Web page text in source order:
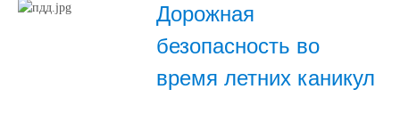
Дорожная
безопасность во
время летних каникул